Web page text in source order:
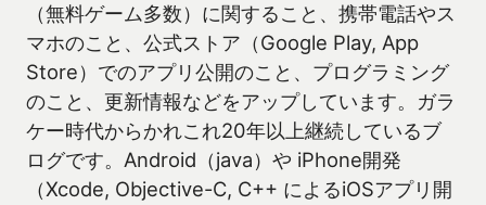
（無料ゲーム多数）に関すること、携帯電話やス
マホのこと、公式ストア（Google Play, App
Store）でのアプリ公開のこと、プログラミング
のこと、更新情報などをアップしています。ガラ
ケー時代からかれこれ20年以上継続しているブ
ログです。Android（java）や iPhone開発
（Xcode, Objective-C, C++ によるiOSアプリ開